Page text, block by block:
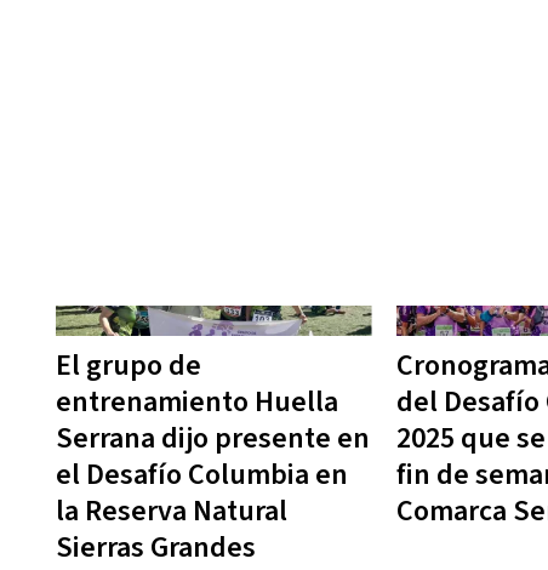
El grupo de
entrenamiento Huella
Serrana dijo presente en
el Desafío Columbia en
la Reserva Natural
Sierras Grandes
del
2025 que
fin de
Comarca